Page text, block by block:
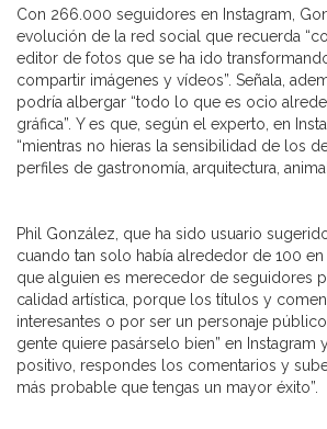
Con 266.000 seguidores en Instagram,
evolución de la red social que recuerda
editor de fotos que se ha ido
compartir imágenes y vídeos”. Señala,
podría albergar “todo lo que es ocio
gráfica”. Y es que, según el experto, en
“mientras no hieras la sensibilidad de los
perfiles de gastronomía, arquitectura,
Phil González, que ha sido usuario
cuando tan solo había alrededor de 100
que alguien es merecedor de seguidores
calidad artística, porque los títulos y
interesantes o por ser un personaje
gente quiere pasárselo bien” en Instagram
positivo, respondes los comentarios y
más probable que tengas un mayor éxito”.